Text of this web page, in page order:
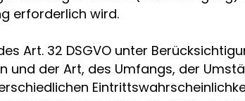
erforderlich wird.
Art. 32 DSGVO unter
und der Art, des Umfangs, der